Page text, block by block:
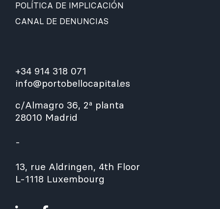
POLÍTICA DE IMPLICACIÓN
CANAL DE DENUNCIAS
+34 914 318 071
info@portobellocapital.es
c/Almagro 36, 2ª planta
28010 Madrid
-
13, rue Aldringen, 4th Floor
L-1118 Luxembourg